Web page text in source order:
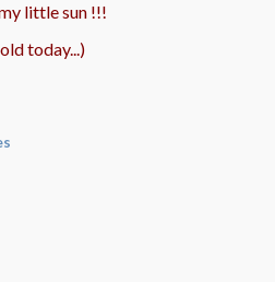
little sun !!!
today...)